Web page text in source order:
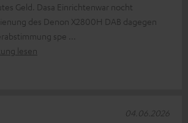
Geld. Dasa Einrichtenwar nocht
des Denon X2800H DAB dagegen
spe
lesen
04.06.2026